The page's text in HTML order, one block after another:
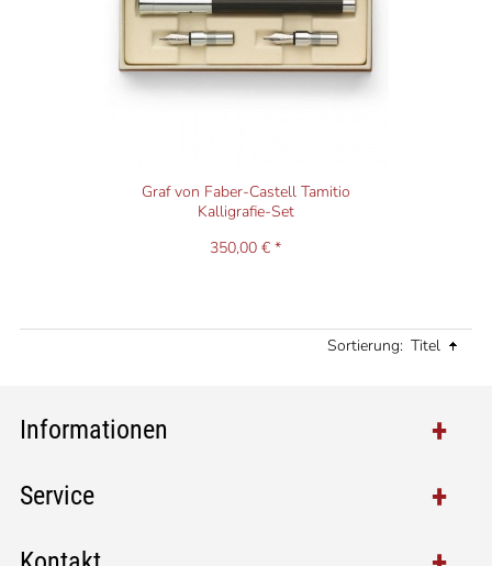
Graf von Faber-Castell Tamitio
Kalligrafie-Set
350,00 € *
Sortierung: Titel
Informationen
Service